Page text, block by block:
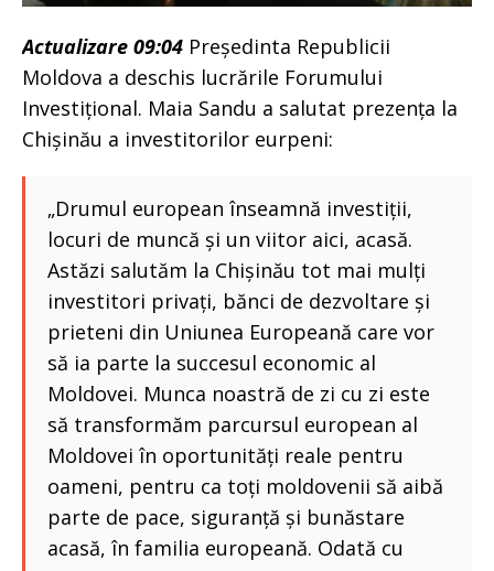
Actualizare 09:04 Președinta Republicii
Moldova a deschis lucrările Forumului
Investițional. Maia Sandu a salutat prezența la
Chișinău a investitorilor eurpeni:
„Drumul european înseamnă investiții,
locuri de muncă și un viitor aici, acasă.
Astăzi salutăm la Chișinău tot mai mulți
investitori privați, bănci de dezvoltare și
prieteni din Uniunea Europeană care vor
să ia parte la succesul economic al
Moldovei. Munca noastră de zi cu zi este
să transformăm parcursul european al
Moldovei în oportunități reale pentru
oameni, pentru ca toți moldovenii să aibă
parte de pace, siguranță și bunăstare
acasă, în familia europeană. Odată cu